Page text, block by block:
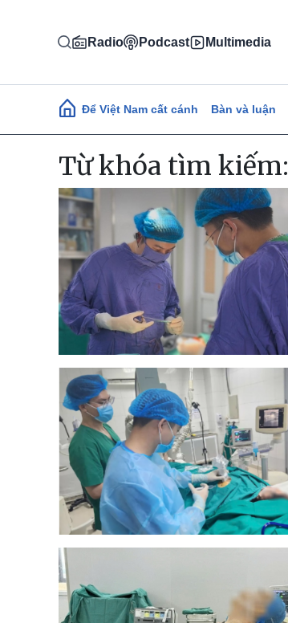
Radio Podcast Multimedia
Main navigation
Để Việt Nam cất cánh Bàn và luận
Từ khóa tìm kiếm: